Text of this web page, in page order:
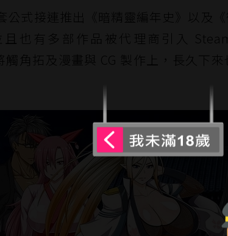
公式接連推出《暗精靈編年史》以及
也有多部作品被代理商引入
觸角拓及漫畫與 CG 製作上，長久下